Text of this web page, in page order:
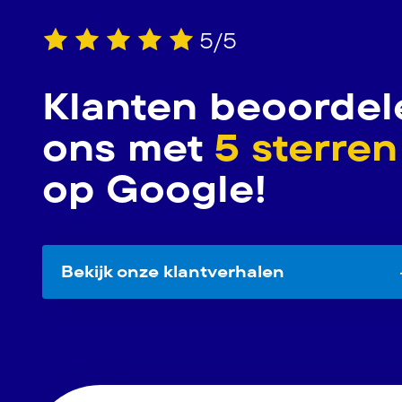
5/5
Klanten
ons met 5 sterren
op Google!
Bekijk onze klantverhalen